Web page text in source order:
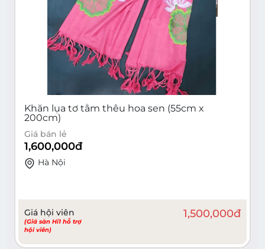
Khăn lụa tơ tằm thêu hoa sen (55cm x
200cm)
Giá bán lẻ
1,600,000đ
Hà Nội
Giá hội viên
(Giá sàn Hi1 hỗ trợ
hội viên)
1,500,000đ